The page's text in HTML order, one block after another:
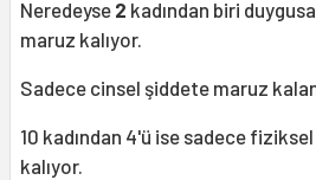
Neredeyse 2 kadından biri
maruz kalıyor.
Sadece cinsel şiddete maruz
10 kadından 4'ü ise sadece
kalıyor.